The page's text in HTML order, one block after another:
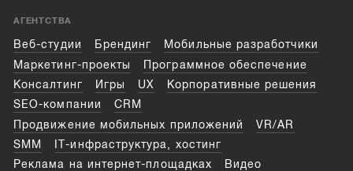
АГЕНТСТВА
Веб-студии Брендинг
Мобильные разработчики
Маркетинг-проекты
Программное обеспечение
Консалтинг
Игры UX
Корпоративные решения
SEO-компании
CRM
Продвижение мобильных приложений
VR/AR
SMM
IT-инфраструктура, хостинг
Реклама на интернет-площадках
Видео